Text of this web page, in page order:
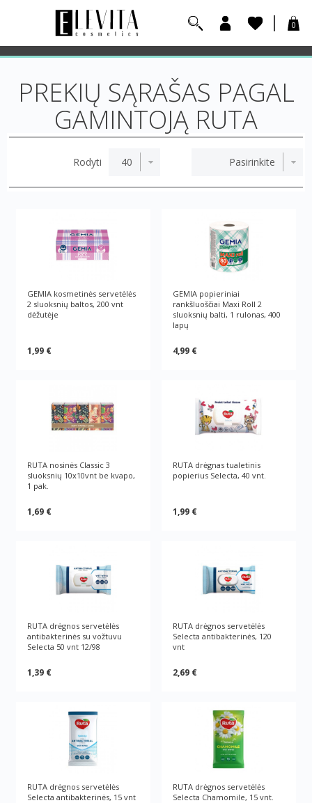
0
PREKIŲ SĄRAŠAS PAGAL
GAMINTOJĄ RUTA
Rodyti
GEMIA kosmetinės servetėlės
2 sluoksnių baltos, 200 vnt
dėžutėje
1,99 €
GEMIA popieriniai
rankšluoščiai Maxi Roll 2
sluoksnių balti, 1 rulonas, 400
lapų
4,99 €
RUTA nosinės Classic 3
sluoksnių 10х10vnt be kvapo,
1 pak.
1,69 €
RUTA drėgnas tualetinis
popierius Selecta, 40 vnt.
1,99 €
RUTA drėgnos servetėlės
antibakterinės su vožtuvu
Selecta 50 vnt 12/98
1,39 €
RUTA drėgnos servetėlės
Selecta antibakterinės, 120
vnt
2,69 €
RUTA drėgnos servetėlės
Selecta antibakterinės, 15 vnt
RUTA drėgnos servetėlės
Selecta Chamomile, 15 vnt.